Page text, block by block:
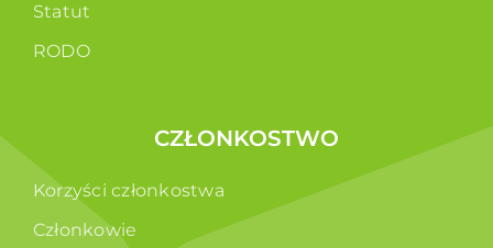
Statut
RODO
CZŁONKOSTWO
Korzyści członkostwa
Członkowie